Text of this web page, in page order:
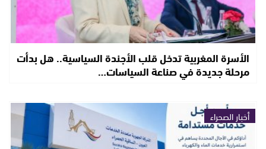
الأسرة المغربية تدخل قلب الأجندة السياسية.. هل بدأت
مرحلة جديدة في صناعة السياسات…
أخبار الصحراء